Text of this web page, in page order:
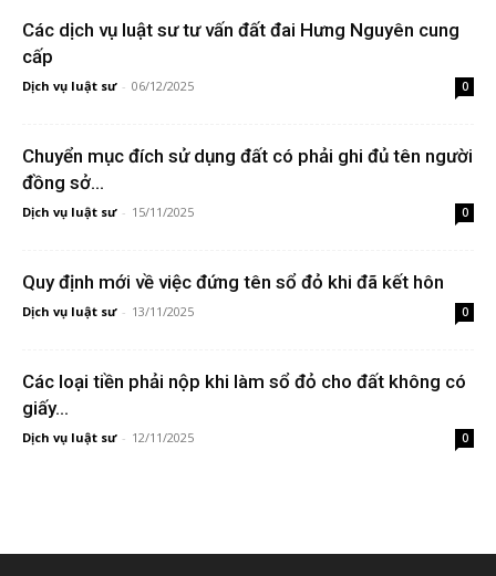
Các dịch vụ luật sư tư vấn đất đai Hưng Nguyên cung
cấp
Dịch vụ luật sư - 06/12/2025 0
Chuyển mục đích sử dụng đất có phải ghi đủ tên người
đồng sở...
Dịch vụ luật sư - 15/11/2025 0
Quy định mới về việc đứng tên sổ đỏ khi đã kết hôn
Dịch vụ luật sư - 13/11/2025 0
Các loại tiền phải nộp khi làm sổ đỏ cho đất không có
giấy...
Dịch vụ luật sư - 12/11/2025 0